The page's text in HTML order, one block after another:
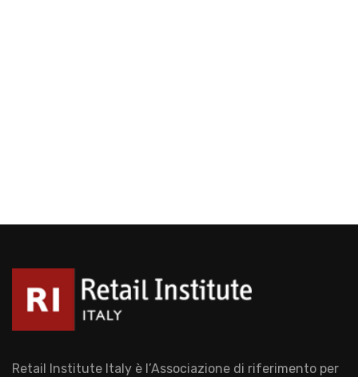
Retail Institute Italy è l’Associazione di riferimento per